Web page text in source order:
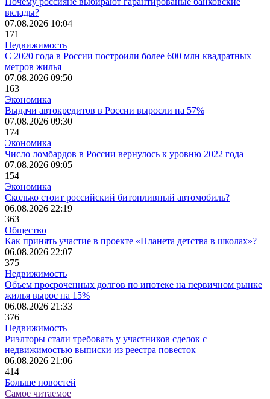
вклады?
07.08.2026 10:04
171
Недвижимость
С 2020 года в России построили более 600 млн квадратных
метров жилья
07.08.2026 09:50
163
Экономика
Выдачи автокредитов в России выросли на 57%
07.08.2026 09:30
174
Экономика
Число ломбардов в России вернулось к уровню 2022 года
07.08.2026 09:05
154
Экономика
Сколько стоит российский битопливный автомобиль?
06.08.2026 22:19
363
Общество
Как принять участие в проекте «Планета детства в школах»?
06.08.2026 22:07
375
Недвижимость
Объем просроченных долгов по ипотеке на первичном рынке
жилья вырос на 15%
06.08.2026 21:33
376
Недвижимость
Риэлторы стали требовать у участников сделок с
недвижимостью выписки из реестра повесток
06.08.2026 21:06
414
Больше новостей
Самое читаемое